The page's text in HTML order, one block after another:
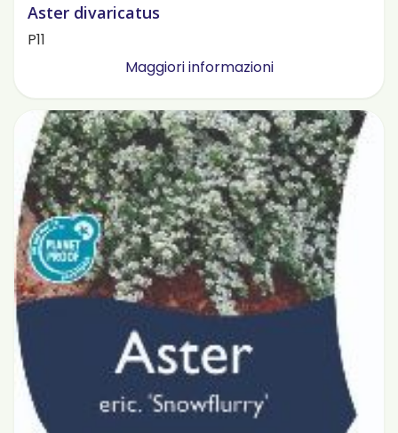
Aster divaricatus
P11
Maggiori informazioni